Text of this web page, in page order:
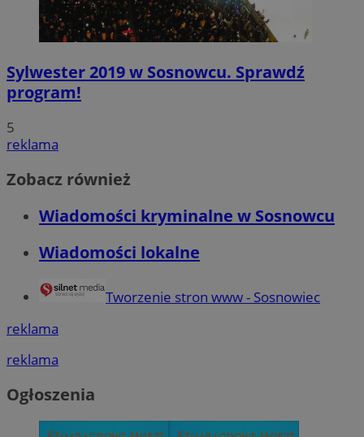
Sylwester 2019 w Sosnowcu. Sprawdź
program!
5
reklama
Zobacz również
Wiadomości kryminalne w Sosnowcu
Wiadomości lokalne
Tworzenie stron www - Sosnowiec
reklama
reklama
Ogłoszenia